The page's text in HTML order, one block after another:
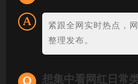
紧跟全网实时热点，
整理发布。
想集中看网红日常